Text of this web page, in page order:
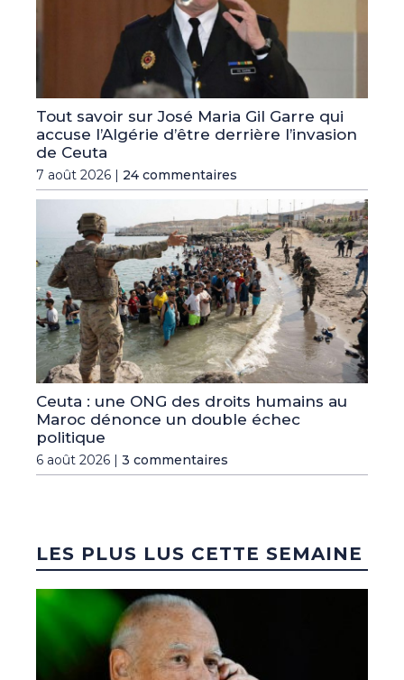
Tout savoir sur José Maria Gil Garre qui
accuse l’Algérie d’être derrière l’invasion
de Ceuta
7 août 2026 | 24 commentaires
Ceuta : une ONG des droits humains au
Maroc dénonce un double échec
politique
6 août 2026 | 3 commentaires
LES PLUS LUS CETTE SEMAINE